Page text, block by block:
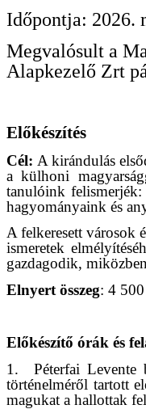
Időpontja: 2026.
Megvalósult a
Alapkezelő Zrt
Előkészítés
Cél: A kirándulás
a külhoni
tanulóink
hagyományaink és
A felkeresett városok
ismeretek
gazdagodik,
Elnyert összeg: 4
Előkészítő órák és
1.
Péterfai
történelméről tartott
magukat a hallottak